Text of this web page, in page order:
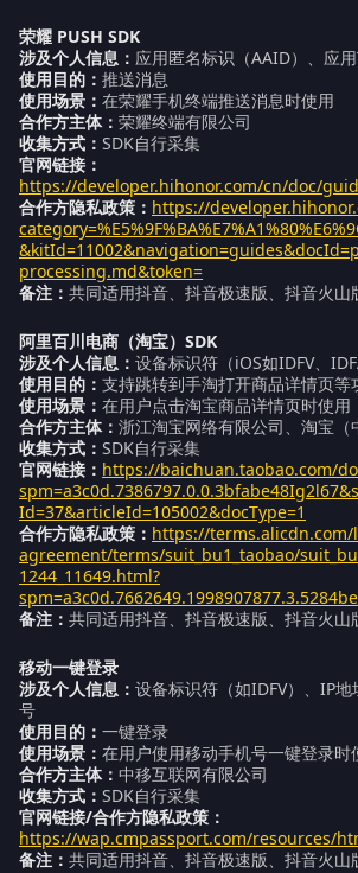
荣耀 PUSH SDK
涉及个人信息： 应用匿名标识（AAID）、应
使用目的： 推送消息
使用场景： 在荣耀手机终端推送消息时使用
合作方主体： 荣耀终端有限公司
收集方式： SDK自行采集
官网链接：
https://developer.hihonor.com/cn/doc/
合作方隐私政策： https://
processing.md&token=
备注： 共同适用抖音、抖音极速版、抖音火山
阿里百川电商（淘宝）SDK
涉及个人信息： 设备标识符（iOS如IDFV、
使用目的： 支持跳转到手淘打开商品详情页等
使用场景： 在用户点击淘宝商品详情页时使用
合作方主体： 浙江淘宝网络有限公司、淘宝（
收集方式： SDK自行采集
官网链接： https://baichuan.taobao.com/
Id=37&articleId=105002&docType=1
合作方隐私政策： https://terms.alicdn.com/
agreement/terms/suit_bu1_taobao/
1244_11649.html?
备注： 共同适用抖音、抖音极速版、抖音火山
移动一键登录
涉及个人信息： 设备标识符（如IDFV）、IP
号
使用目的： 一键登录
使用场景： 在用户使用移动手机号一键登录时
合作方主体： 中移互联网有限公司
收集方式： SDK自行采集
官网链接/合作方隐私政策：
https://wap.cmpassport.com/resources/
备注： 共同适用抖音、抖音极速版、抖音火山